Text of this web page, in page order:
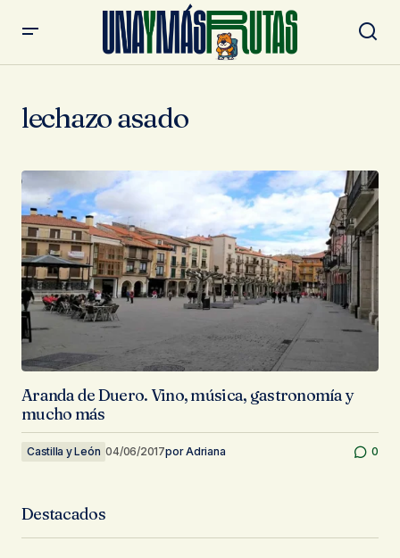
lechazo asado
Aranda de Duero. Vino, música, gastronomía y
mucho más
Castilla y León 04/06/2017porAdriana 0
Destacados